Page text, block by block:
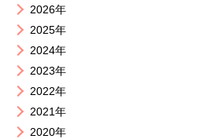
2026年
2025年
2024年
2023年
2022年
2021年
2020年